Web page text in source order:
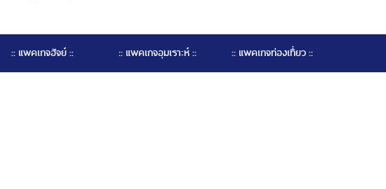
:: แพคเกจฮัจย์ :: :: แพคเกจอุมเราะห์ :: :: แพคเกจท่องเที่ยว ::